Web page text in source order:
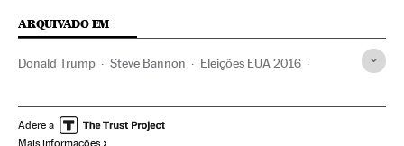
ARQUIVADO EM
Donald Trump Steve Bannon Eleições EUA 2016
América do Norte Eleições
Adere a
Mais informações